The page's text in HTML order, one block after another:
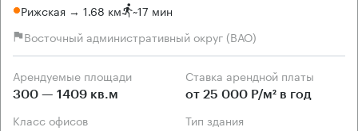
Рижская → 1.68 км ~17 мин
Восточный административный округ (ВАО)
Арендуемые площади
300 — 1409 кв.м
Ставка арендной платы
от 25 000 Р/м² в год
Класс офисов Тип здания